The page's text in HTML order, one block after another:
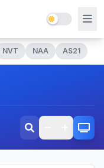
NVT NAA AS21